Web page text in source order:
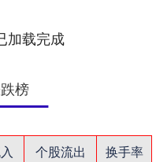
加载完成
榜
个股流出
换手率